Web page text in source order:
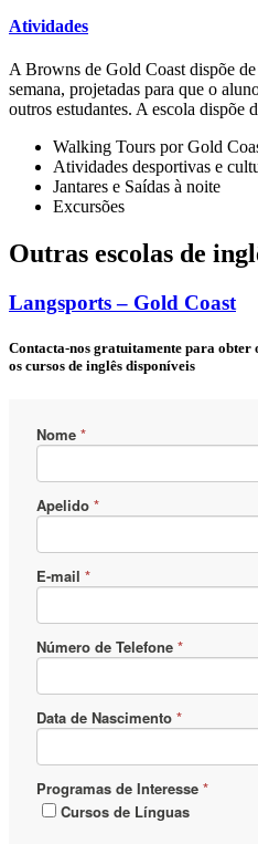
Atividades
A Browns de Gold Coast dispõe
semana, projetadas para que o
outros estudantes. A escola dispõe
Walking Tours por Gold
Atividades desportivas e
Jantares e Saídas à noite
Excursões
Outras escolas de
Langsports – Gold Coast
Contacta-nos gratuitamente para obter
os cursos de inglês disponíveis